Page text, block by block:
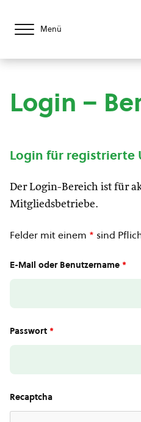
Menü
Login –
Login für registrierte
Der Login-Bereich ist für
Mitgliedsbetriebe.
Felder mit einem * sind
E-Mail oder Benutzername *
Passwort *
Recaptcha